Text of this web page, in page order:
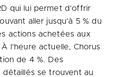
qui lui permet d’offrir
aller jusqu’à 5 % du
actions achetées aux
l’heure actuelle, Chorus
de 4 %. Des
détaillés se trouvent au